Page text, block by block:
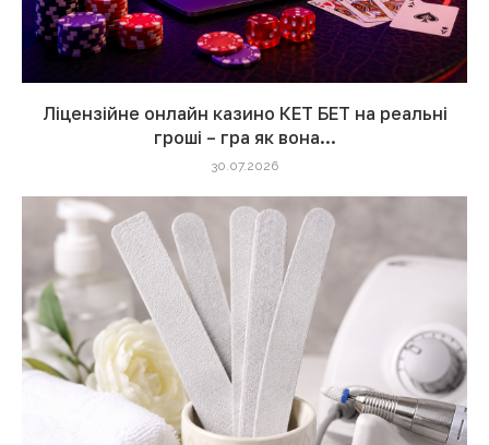
Ліцензійне онлайн казино КЕТ БЕТ на реальні
гроші – гра як вона...
30.07.2026